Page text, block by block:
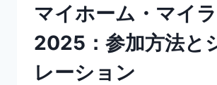
マイホーム・マイ
2025：参加方法と
レーション